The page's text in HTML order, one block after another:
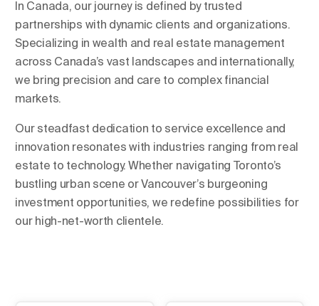
In Canada, our journey is defined by trusted
partnerships with dynamic clients and organizations.
Specializing in wealth and real estate management
across Canada’s vast landscapes and internationally,
we bring precision and care to complex financial
markets.
Our steadfast dedication to service excellence and
innovation resonates with industries ranging from real
estate to technology. Whether navigating Toronto’s
bustling urban scene or Vancouver’s burgeoning
investment opportunities, we redefine possibilities for
our high-net-worth clientele.